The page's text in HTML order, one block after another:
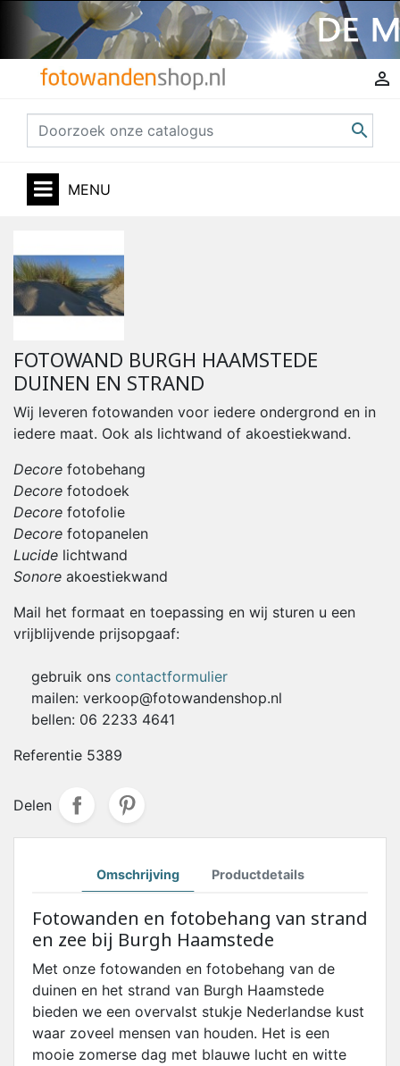


MENU
FOTOWAND BURGH HAAMSTEDE
DUINEN EN STRAND
Wij leveren fotowanden voor iedere ondergrond en in
iedere maat. Ook als lichtwand of akoestiekwand.
Decore fotobehang
Decore fotodoek
Decore fotofolie
Decore fotopanelen
Lucide lichtwand
Sonore akoestiekwand
Mail het formaat en toepassing en wij sturen u een
vrijblijvende prijsopgaaf:
gebruik ons contactformulier
mailen: verkoop@fotowandenshop.nl
bellen: 06 2233 4641
Referentie 5389
Delen
Omschrijving Productdetails
Fotowanden en fotobehang van strand
en zee bij Burgh Haamstede
Met onze fotowanden en fotobehang van de
duinen en het strand van Burgh Haamstede
bieden we een overvalst stukje Nederlandse kust
waar zoveel mensen van houden. Het is een
mooie zomerse dag met blauwe lucht en witte